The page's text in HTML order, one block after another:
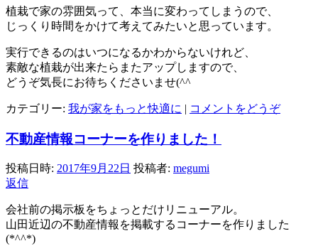
植栽で家の雰囲気って、本当に変わってしまうので、
じっくり時間をかけて考えてみたいと思っています。
実行できるのはいつになるかわからないけれど、
素敵な植栽が出来たらまたアップしますので、
どうぞ気長にお待ちくださいませ(^^ゞ
カテゴリー: 我が家をもっと快適に | コメントをどうぞ
不動産情報コーナーを作りました！
投稿日時: 2017年9月22日 投稿者: megumi
返信
会社前の掲示板をちょっとだけリニューアル。
山田近辺の不動産情報を掲載するコーナーを作りました
(*^^*)